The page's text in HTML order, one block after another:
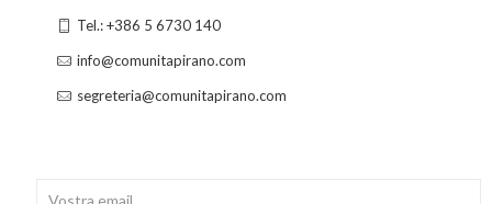
Tel.: +386 5 6730 140
info@comunitapirano.com
segreteria@comunitapirano.com